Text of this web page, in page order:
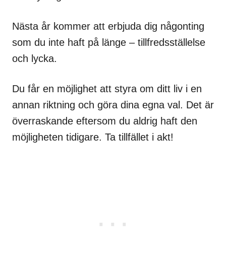
Nästa år kommer att erbjuda dig någonting
som du inte haft på länge – tillfredsställelse
och lycka.
Du får en möjlighet att styra om ditt liv i en
annan riktning och göra dina egna val. Det är
överraskande eftersom du aldrig haft den
möjligheten tidigare. Ta tillfället i akt!